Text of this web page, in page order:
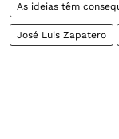
As ideias têm
José Luis Zapatero